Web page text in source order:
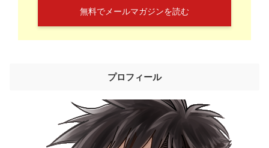
無料でメールマガジンを読む
プロフィール